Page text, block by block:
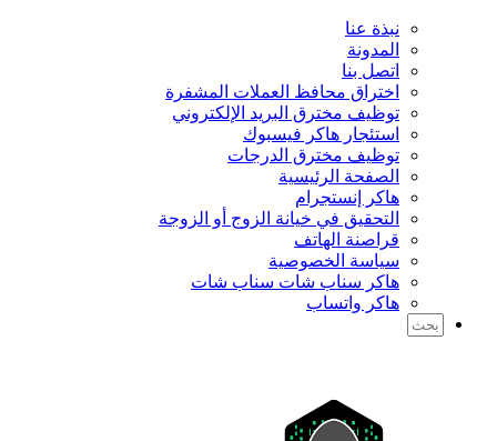
نبذة عنا
المدونة
اتصل بنا
اختراق محافظ العملات المشفرة
توظيف مخترق البريد الإلكتروني
استئجار هاكر فيسبوك
توظيف مخترق الدرجات
الصفحة الرئيسية
هاكر إنستجرام
التحقيق في خيانة الزوج أو الزوجة
قراصنة الهاتف
سياسة الخصوصية
هاكر سناب شات سناب شات
هاكر واتساب